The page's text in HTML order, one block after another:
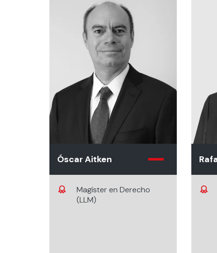
liderazgo en varias
organizaciones
vinculadas al arbitraje,
dispute boards,
mediación y derecho de
la construcción. Es
profesor en temas de
prevención y resolución
de conflictos, derecho de
la construcción y
derecho de la
infraestructura.
Óscar Aitken
Magíster en Derecho
(LLM)